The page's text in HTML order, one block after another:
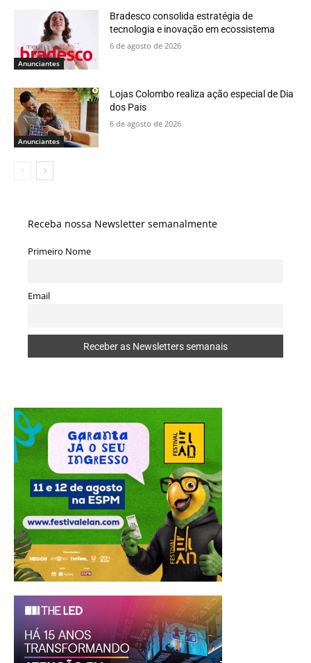
Anunciantes
Bradesco consolida estratégia de
tecnologia e inovação em ecossistema
6 de agosto de 2026
Anunciantes
Lojas Colombo realiza ação especial de Dia
dos Pais
6 de agosto de 2026
Receba nossa Newsletter semanalmente
Primeiro Nome
Email